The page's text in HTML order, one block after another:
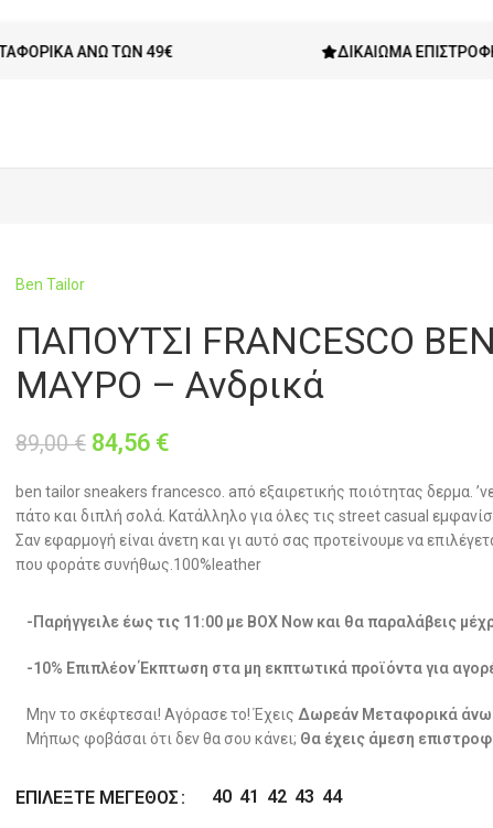
ΆΝΩ ΤΩΝ 49€ ΔΙΚΑΊΩΜΑ ΕΠΙΣΤΡΟΦΉΣ
Ben Tailor
ΠΑΠΟΥΤΣΙ FRANCESCO
ΜΑΥΡΟ – Ανδρικά
89,00€ 84,56 €
ben tailor sneakers francesco. aπό εξαιρετικής ποιότητας δερμα.
πάτο και διπλή σολά. Κατάλληλο για όλες τις street casual
Σαν εφαρμογή είναι άνετη και γι αυτό σας προτείνουμε να
που φοράτε συνήθως.100%leather
-Παρήγγειλε έως τις 11:00 με BOX Now και θα παραλάβεις
-10% Επιπλέον Έκπτωση στα μη εκπτωτικά προϊόντα για
Μην το σκέφτεσαι! Αγόρασε το! Έχεις Δωρεάν Μεταφορικά άνω
Μήπως φοβάσαι ότι δεν θα σου κάνει; Θα έχεις άμεση
ΕΠΙΛΈΞΤΕ ΜΈΓΕΘΟΣ 40 41 42 43 44